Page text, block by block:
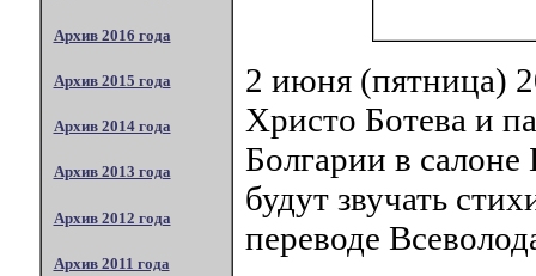
Архив 2016 года
Архив 2015 года
Архив 2014 года
Архив 2013 года
Архив 2012 года
Архив 2011 года
2 июня (пятница)
Христо Ботева и
Болгарии в салоне
будут звучать
переводе